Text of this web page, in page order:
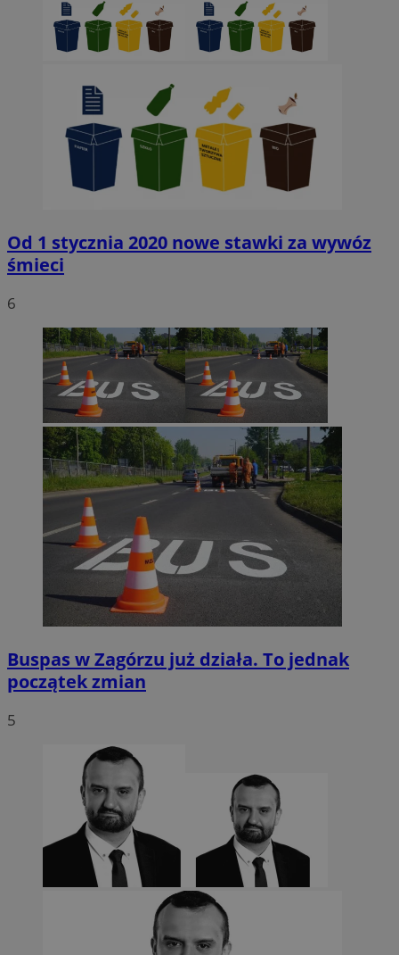
Od 1 stycznia 2020 nowe stawki za wywóz
śmieci
6
Buspas w Zagórzu już działa. To jednak
początek zmian
5